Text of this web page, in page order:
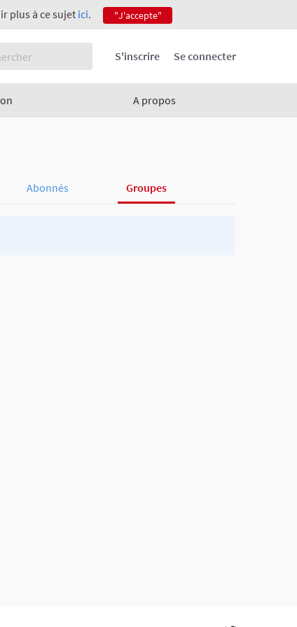
plus à ce sujet ici. "J'accepte"
S'inscrire Se connecter
A propos
Abonnés Groupes